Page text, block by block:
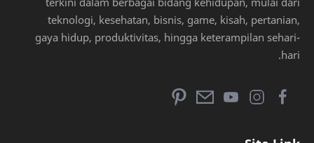
teknologi, kesehatan, bisnis, game, kisah, pertanian,
gaya hidup, produktivitas, hingga keterampilan sehari-
hari.